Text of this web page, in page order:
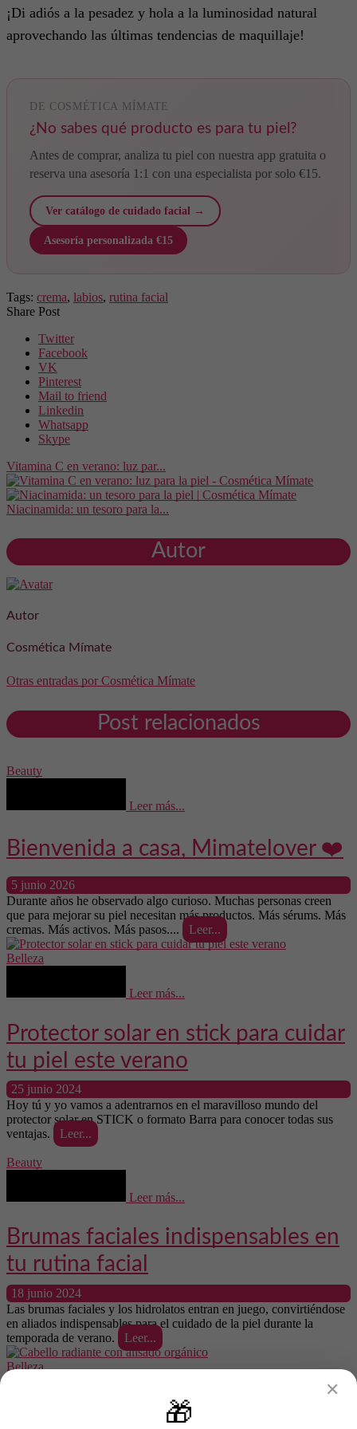
¡Di adiós a la pesadez y hola a la luminosidad natural
aprovechando las últimas tendencias de maquillaje!
DE COSMÉTICA MÍMATE
¿No sabes qué producto es para tu piel?
Antes de comprar, analiza tu piel con nuestra app gratuita o
reserva una asesoría 1:1 con una especialista por solo €15.
Ver catálogo de cuidado facial →
Asesoría personalizada €15
Tags: crema, labios, rutina facial
Share Post
Twitter
Facebook
VK
Pinterest
Mail to friend
Linkedin
Whatsapp
Skype
Vitamina C en verano: luz par...
Niacinamida: un tesoro para la...
Autor
Autor
Cosmética Mímate
Otras entradas por Cosmética Mímate
Post relacionados
Beauty
Leer más...
Bienvenida a casa, Mimatelover ❤️
5 junio 2026
Durante años he observado algo curioso. Muchas personas creen
que para mejorar su piel necesitan más productos. Más sérums. Más
cremas. Más activos. Más pasos....
Leer...
Belleza
Leer más...
Protector solar en stick para cuidar
tu piel este verano
25 junio 2024
Hoy tú y yo vamos a adentrarnos en el maravilloso mundo del
protector solar en STICK o formato Barra para conocer todas sus
ventajas.
Leer...
Beauty
Leer más...
Brumas faciales indispensables en
tu rutina facial
18 junio 2024
Las brumas faciales y los hidrolatos entran en juego, convirtiéndose
en aliados indispensables para el cuidado de la piel durante la
temporada de verano.
Leer...
Belleza
Leer más...
✕
🎁